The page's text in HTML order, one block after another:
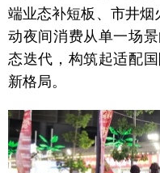
端业态补短板、市井烟
动夜间消费从单一场
态迭代，构筑起适配
新格局。